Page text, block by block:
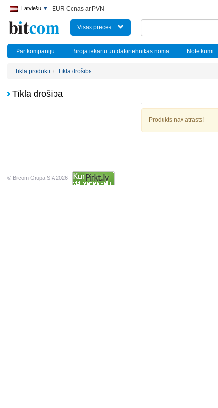
Latviešu EUR Cenas ar PVN
Visas preces
Par kompāniju Biroja iekārtu un datortehnikas noma Noteikumi
Tīkla produkti Tīkla drošība
Tīkla drošība
Produkts nav atrasts!
© Bitcom Grupa SIA 2026